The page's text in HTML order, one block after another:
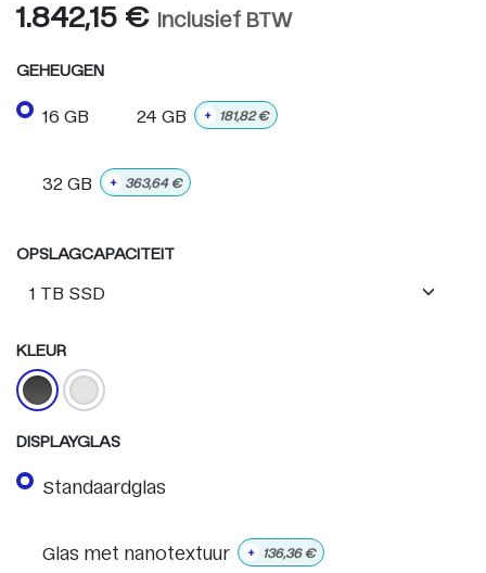
1.842,15 € Inclusief BTW
GEHEUGEN
16 GB 24 GB + 181,82€
32 GB + 363,64€
OPSLAGCAPACITEIT
KLEUR
DISPLAYGLAS
Standaardglas
Glas met nanotextuur + 136,36€